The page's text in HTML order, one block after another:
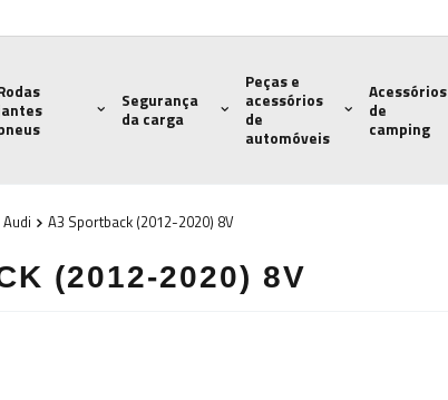
Segurança
da carga
Peças e
acessórios
de
automóveis
Acessórios
de
camping
Audi A3 Sportback (2012-2020) 8V
(2012-2020) 8V